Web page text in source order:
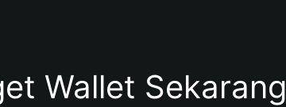
Wallet Sekarang